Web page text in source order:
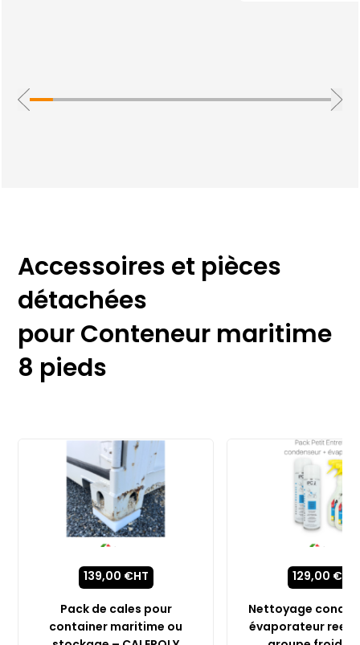
Accessoires et pièces
détachées
pour Conteneur maritime
8 pieds
Pack de cales pour
container maritime ou
139,00 €HT
Nettoyage
évaporateur
129,00 €HT